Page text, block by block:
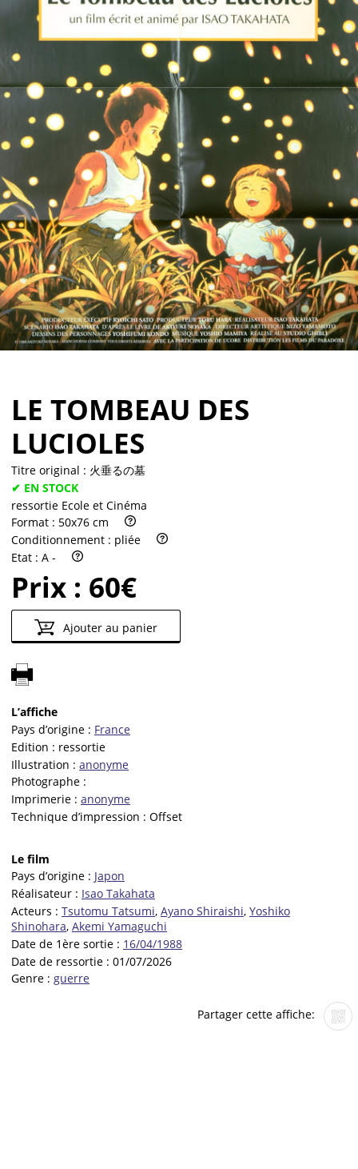
Vendre
LE TOMBEAU DES
LUCIOLES
Titre original : 火垂るの墓
✔ EN STOCK
ressortie Ecole et Cinéma
Format : 50x76 cm
Conditionnement : pliée
Etat : A -
Prix : 60€
Ajouter au panier
L’affiche
Pays d’origine : France
Edition : ressortie
Illustration : anonyme
Photographe :
Imprimerie : anonyme
Technique d’impression : Offset
Le film
Pays d’origine : Japon
Réalisateur : Isao Takahata
Acteurs : Tsutomu Tatsumi, Ayano Shiraishi, Yoshiko
Shinohara, Akemi Yamaguchi
Date de 1ère sortie : 16/04/1988
Date de ressortie : 01/07/2026
Genre : guerre
Partager cette affiche: